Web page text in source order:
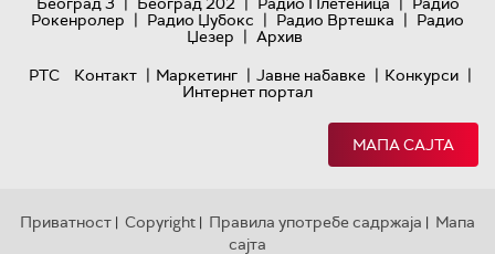
Рокенролер | Радио Џубокс | Радио Вртешка | Радио
Џезер | Архив
РТС
Контакт | Маркетинг | Јавне набавке | Конкурси |
Интернет портал
МАПА САЈТА
Приватност | Copyright | Правила употребе садржаја | Мапа
сајта